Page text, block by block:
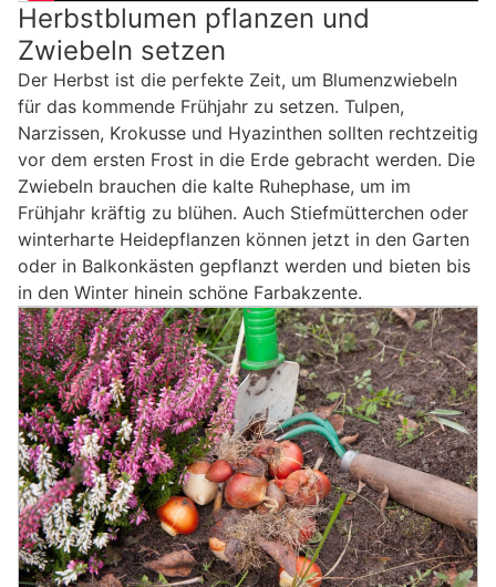
Herbstblumen pflanzen und
Zwiebeln setzen
Der Herbst ist die perfekte Zeit, um Blumenzwiebeln
für das kommende Frühjahr zu setzen. Tulpen,
Narzissen, Krokusse und Hyazinthen sollten rechtzeitig
vor dem ersten Frost in die Erde gebracht werden. Die
Zwiebeln brauchen die kalte Ruhephase, um im
Frühjahr kräftig zu blühen. Auch Stiefmütterchen oder
winterharte Heidepflanzen können jetzt in den Garten
oder in Balkonkästen gepflanzt werden und bieten bis
in den Winter hinein schöne Farbakzente.